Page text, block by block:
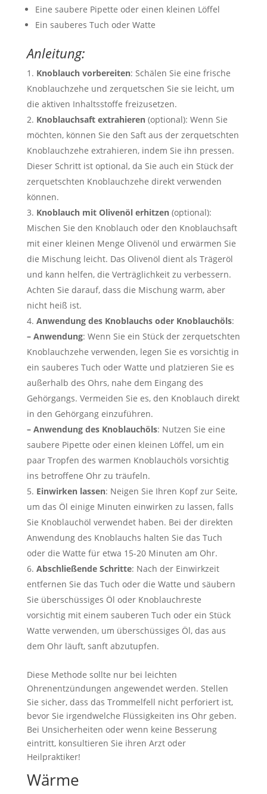
Eine saubere Pipette oder einen kleinen Löffel
Ein sauberes Tuch oder Watte
Anleitung:
Knoblauch vorbereiten: Schälen Sie eine frische
Knoblauchzehe und zerquetschen Sie sie leicht, um
die aktiven Inhaltsstoffe freizusetzen.
Knoblauchsaft extrahieren(optional): Wenn Sie
möchten, können Sie den Saft aus der zerquetschten
Knoblauchzehe extrahieren, indem Sie ihn pressen.
Dieser Schritt ist optional, da Sie auch ein Stück der
zerquetschten Knoblauchzehe direkt verwenden
können.
Knoblauch mit Olivenöl erhitzen(optional):
Mischen Sie den Knoblauch oder den Knoblauchsaft
mit einer kleinen Menge Olivenöl und erwärmen Sie
die Mischung leicht. Das Olivenöl dient als Trägeröl
und kann helfen, die Verträglichkeit zu verbessern.
Achten Sie darauf, dass die Mischung warm, aber
nicht heiß ist.
Anwendung des Knoblauchs oder Knoblauchöls:
– Anwendung: Wenn Sie ein Stück der zerquetschten
Knoblauchzehe verwenden, legen Sie es vorsichtig in
ein sauberes Tuch oder Watte und platzieren Sie es
außerhalb des Ohrs, nahe dem Eingang des
Gehörgangs. Vermeiden Sie es, den Knoblauch direkt
in den Gehörgang einzuführen.
– Anwendung des Knoblauchöls: Nutzen Sie eine
saubere Pipette oder einen kleinen Löffel, um ein
paar Tropfen des warmen Knoblauchöls vorsichtig
ins betroffene Ohr zu träufeln.
Einwirken lassen: Neigen Sie Ihren Kopf zur Seite,
um das Öl einige Minuten einwirken zu lassen, falls
Sie Knoblauchöl verwendet haben. Bei der direkten
Anwendung des Knoblauchs halten Sie das Tuch
oder die Watte für etwa 15-20 Minuten am Ohr.
Abschließende Schritte: Nach der Einwirkzeit
entfernen Sie das Tuch oder die Watte und säubern
Sie überschüssiges Öl oder Knoblauchreste
vorsichtig mit einem sauberen Tuch oder ein Stück
Watte verwenden, um überschüssiges Öl, das aus
dem Ohr läuft, sanft abzutupfen.
Diese Methode sollte nur bei leichten
Ohrenentzündungen angewendet werden. Stellen
Sie sicher, dass das Trommelfell nicht perforiert ist,
bevor Sie irgendwelche Flüssigkeiten ins Ohr geben.
Bei Unsicherheiten oder wenn keine Besserung
eintritt, konsultieren Sie ihren Arzt oder
Heilpraktiker!
Wärme